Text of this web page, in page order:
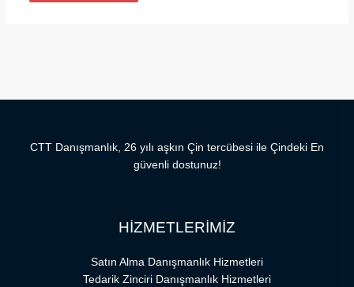
CTT Danışmanlık, 26 yılı aşkın Çin tercübesi ile Çindeki En
güvenli dostunuz!
HİZMETLERİMİZ
Satın Alma Danışmanlık Hizmetleri
Tedarik Zinciri Danışmanlık Hizmetleri